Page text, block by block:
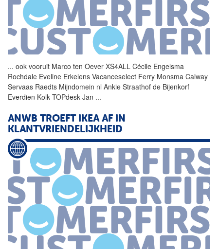
... ook vooruit Marco ten Oever XS4ALL Cécile Engelsma
Rochdale Eveline Erkelens Vacanceselect Ferry Monsma Caiway
Servaas Raedts Mijndomein nl Ankie Straathof de Bijenkorf
Everdien Kolk TOPdesk Jan ...
ANWB TROEFT IKEA AF IN
KLANTVRIENDELIJKHEID